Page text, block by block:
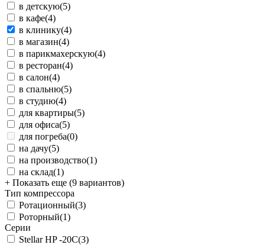
в детскую(5)
в кафе(4)
в клинику(4)
в магазин(4)
в парикмахерскую(4)
в ресторан(4)
в салон(4)
в спальню(5)
в студию(4)
для квартиры(5)
для офиса(5)
для погреба(0)
на дачу(5)
на производство(1)
на склад(1)
+ Показать еще (9 вариантов)
Тип компрессора
Ротационный(3)
Роторный(1)
Серии
Stellar HP -20С(3)